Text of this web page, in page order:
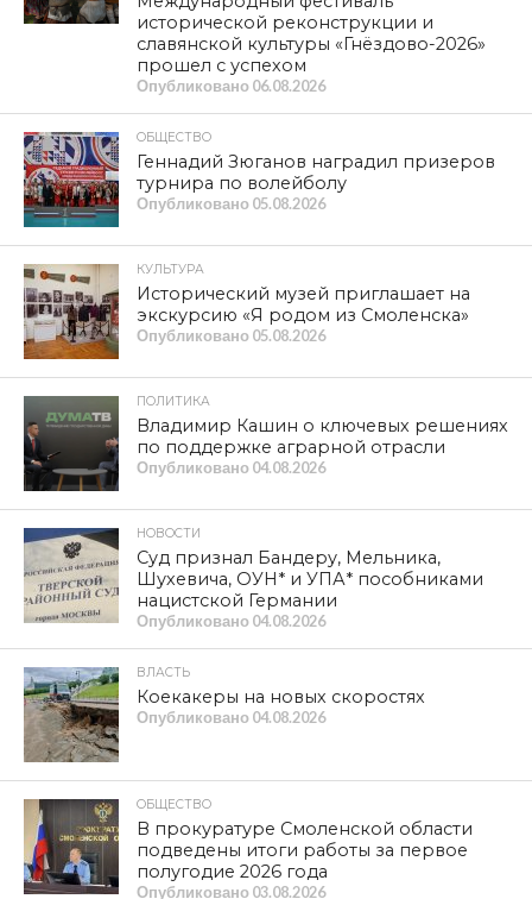
социального обслуживания граждан в РФ» в
отношении проживающих в социальном учреждении,
прошёл 1 год и 8 месяцев. Сколько времени нужно
Администрации области, чтобы окончательно решить
этот вопрос в отношении пожилых людей?
На мой вопрос, кто из должностных лиц понёс хоть
какую-нибудь ответственность за существенные
Такие же нарушения были и в других аналогичных
учреждениях области. Там долги составляют десятки
миллионов рублей.
Точную сумму долга по всему региону на встрече мне
назвать отказались (хотя я эту информацию
запрашивал), что является нарушением положений ст.
17 «Право депутата Думы на получение и
распространение информации» закона Смоленской
Смоленской областной Думы».
Как говорится, «строгость российских законов
компенсируется необязательностью их выполнения».
Видимо, даже для тех должностных лиц, которые
обязаны их исполнять в первую очередь…
P.S.С Апреля 2023 года неоднократно запрашивал
согласие на встречу по данному вопросу с временно
исполняющим обязанности Губернатора
Смоленской области В.Н. Анохиным. Однако,
Василий Николаевич каждый раз перепоручал
общение с депутатом начальникам различных